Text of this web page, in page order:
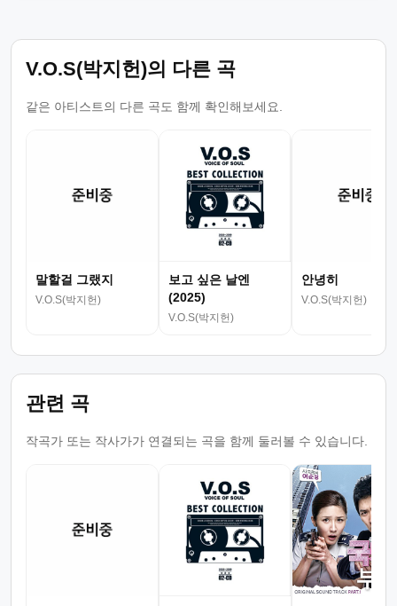
V.O.S(박지헌)의 다른 곡
같은 아티스트의 다른 곡도 함께 확인해보세요.
말할걸 그랬지
V.O.S(박지헌)
보고 싶은 날엔
(2025)
V.O.S(박지헌)
안녕히
V.O.S(박지헌)
관련 곡
작곡가 또는 작사가가 연결되는 곡을 함께 둘러볼 수 있습니다.